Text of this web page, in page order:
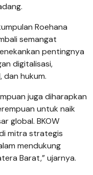
Roehana
semangat
pentingnya
digitalisasi,
dan hukum.
juga diharapkan
untuk naik
global. BKOW
mitra strategis
mendukung
Barat,” ujarnya.